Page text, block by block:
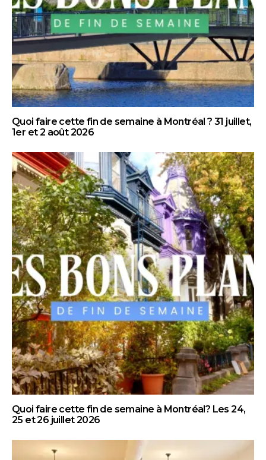
Quoi faire cette fin de semaine à Montréal ? 31 juillet,
1er et 2 août 2026
Quoi faire cette fin de semaine à Montréal? Les 24,
25 et 26 juillet 2026